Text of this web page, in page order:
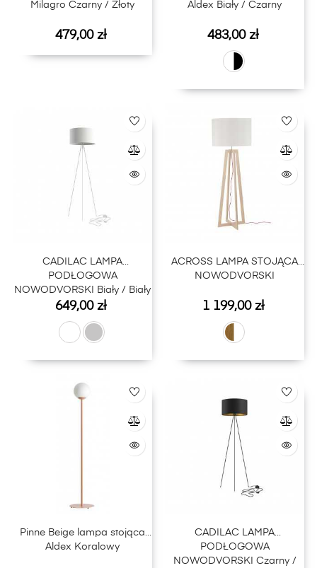
Milagro Czarny / Złoty
Cena
479,00 zł
Aldex Biały / Czarny
Cena
483,00 zł
CADILAC LAMPA
PODŁOGOWA
NOWODVORSKI Biały / Biały
Cena
649,00 zł
ACROSS LAMPA STOJĄCA
NOWODVORSKI
Cena
1 199,00 zł
Pinne Beige lampa stojąca
Aldex Koralowy
CADILAC LAMPA
PODŁOGOWA
NOWODVORSKI Czarny /